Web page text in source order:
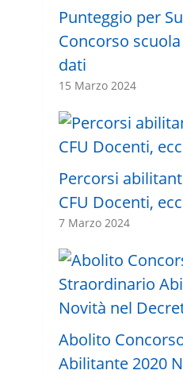
Punteggio per
Concorso
dati
15 Marzo 2024
Percorsi
CFU Docenti,
7 Marzo 2024
Abolito
Abilitante 2020